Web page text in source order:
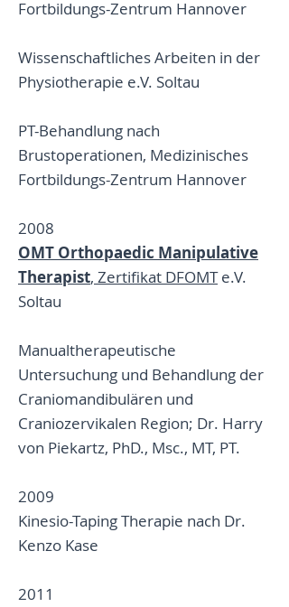
Fortbildungs-Zentrum Hannover
Wissenschaftliches Arbeiten in der
Physiotherapie e.V. Soltau
PT-Behandlung nach
Brustoperationen, Medizinisches
Fortbildungs-Zentrum Hannover
2008
OMT Orthopaedic Manipulative
Therapist, Zertifikat DFOMTe.V.
Soltau
Manualtherapeutische
Untersuchung und Behandlung der
Craniomandibulären und
Craniozervikalen Region; Dr. Harry
von Piekartz, PhD., Msc., MT, PT.
2009
Kinesio-Taping Therapie nach Dr.
Kenzo Kase
2011